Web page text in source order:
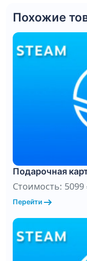
Похожие
Подарочная
Стоимость: 5099
Перейти arrow_right_alt